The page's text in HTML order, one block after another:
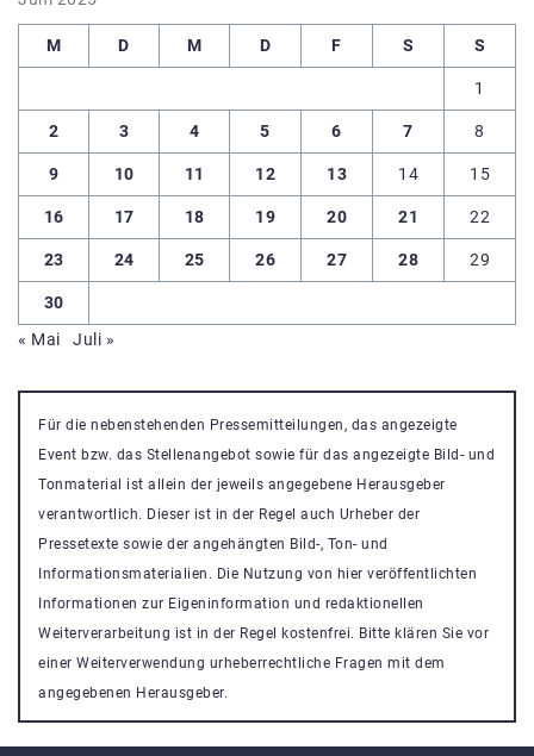
M D M D F S S
1
2 3 4 5 6 7 8
9 10 11 12 13 14 15
16 17 18 19 20 21 22
23 24 25 26 27 28 29
30
« Mai
Juli »
Für die nebenstehenden Pressemitteilungen, das angezeigte
Event bzw. das Stellenangebot sowie für das angezeigte Bild- und
Tonmaterial ist allein der jeweils angegebene Herausgeber
verantwortlich. Dieser ist in der Regel auch Urheber der
Pressetexte sowie der angehängten Bild-, Ton- und
Informationsmaterialien. Die Nutzung von hier veröffentlichten
Informationen zur Eigeninformation und redaktionellen
Weiterverarbeitung ist in der Regel kostenfrei. Bitte klären Sie vor
einer Weiterverwendung urheberrechtliche Fragen mit dem
angegebenen Herausgeber.